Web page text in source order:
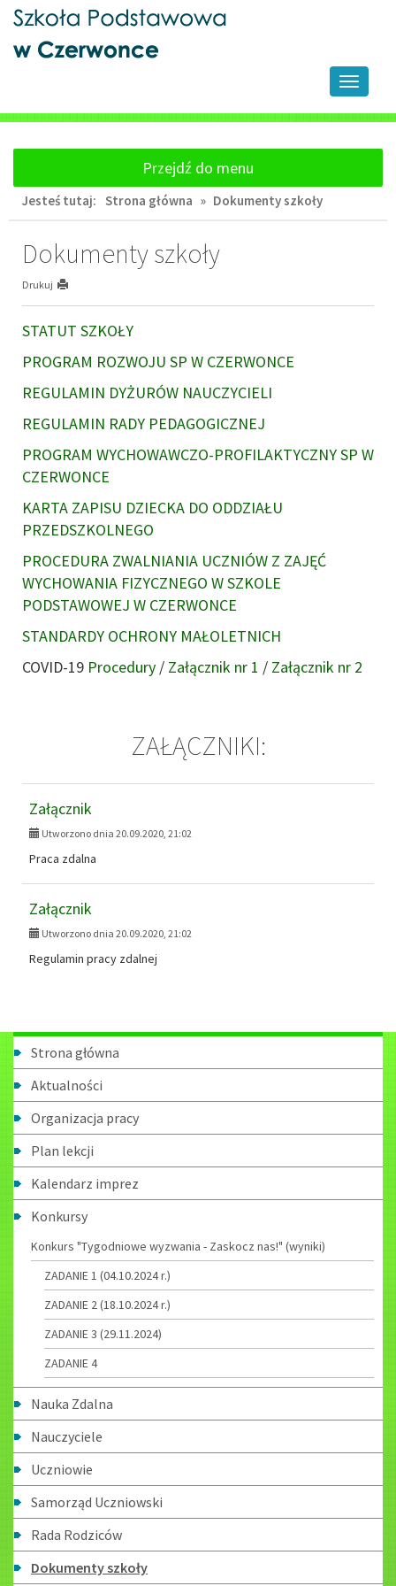
Przejdź
głównej
treści
Przejdź
wyszukiwarki
Przełącz
Przejdź do menu
Jesteś tutaj: Strona główna » Dokumenty szkoły
Dokumenty szkoły
Drukuj
STATUT SZKOŁY
PROGRAM ROZWOJU SP W CZERWONCE
REGULAMIN DYŻURÓW NAUCZYCIELI
REGULAMIN RADY PEDAGOGICZNEJ
PROGRAM WYCHOWAWCZO-PROFILAKTYCZNY SP W
CZERWONCE
KARTA ZAPISU DZIECKA DO ODDZIAŁU
PRZEDSZKOLNEGO
PROCEDURA ZWALNIANIA UCZNIÓW Z ZAJĘĆ
WYCHOWANIA FIZYCZNEGO W SZKOLE
PODSTAWOWEJ W CZERWONCE
STANDARDY OCHRONY MAŁOLETNICH
COVID-19 Procedury / Załącznik nr 1 / Załącznik nr 2
ZAŁĄCZNIKI:
Załącznik
Utworzono dnia 20.09.2020, 21:02
Praca zdalna
Załącznik
Utworzono dnia 20.09.2020, 21:02
Regulamin pracy zdalnej
Menu
boczne
Strona główna
Aktualności
Organizacja pracy
Plan lekcji
Kalendarz imprez
Konkursy
Konkurs "Tygodniowe wyzwania - Zaskocz nas!" (wyniki)
ZADANIE 1 (04.10.2024 r.)
ZADANIE 2 (18.10.2024 r.)
ZADANIE 3 (29.11.2024)
ZADANIE 4
Nauka Zdalna
Nauczyciele
Uczniowie
Samorząd Uczniowski
Rada Rodziców
Dokumenty szkoły